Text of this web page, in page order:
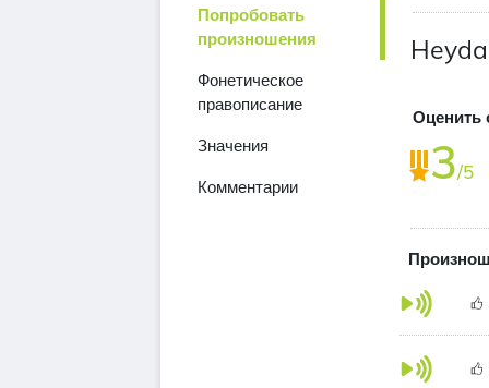
Попробовать
произношения
Фонетическое
правописание
Значения
Комментарии
Оценить
3/5